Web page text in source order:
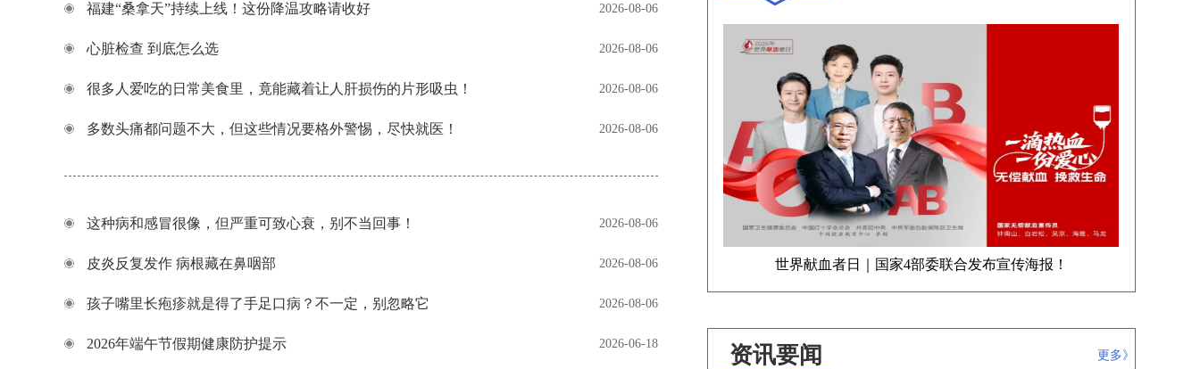
2026-08-06
福建“桑拿天”持续上线！这份降温攻略请收好
2026-08-06
心脏检查 到底怎么选
2026-08-06
很多人爱吃的日常美食里，竟能藏着让人肝损伤的片形吸虫！
2026-08-06
多数头痛都问题不大，但这些情况要格外警惕，尽快就医！
2026-08-06
这种病和感冒很像，但严重可致心衰，别不当回事！
2026-08-06
皮炎反复发作 病根藏在鼻咽部
2026-08-06
孩子嘴里长疱疹就是得了手足口病？不一定，别忽略它
2026-06-18
2026年端午节假期健康防护提示
世界献血者日｜国家4部委联合发布宣传海报！
资讯要闻 更多》